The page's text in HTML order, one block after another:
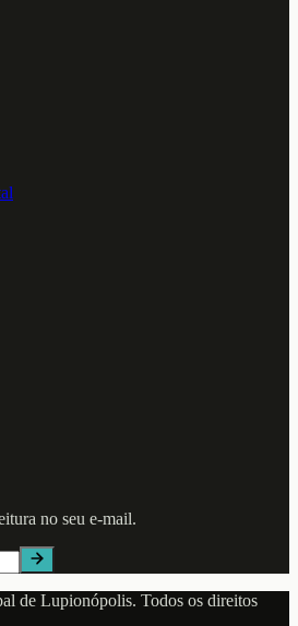
no seu e-mail.
de Lupionópolis. Todos os direitos